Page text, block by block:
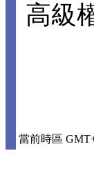
高級
當前時區